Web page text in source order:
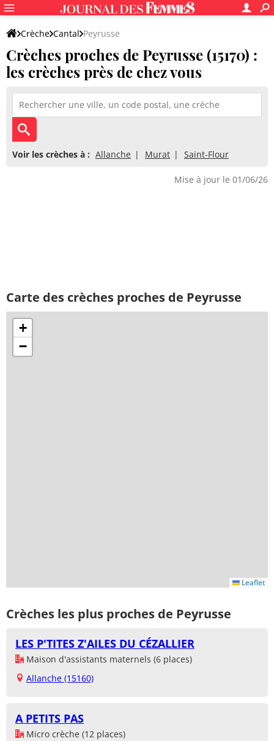
Crèche Cantal Peyrusse
Crèches proches de Peyrusse (15170) :
les crèches près de chez vous
Voir les crèches à : Allanche Murat Saint-Flour
Mise à jour le 01/06/26
Carte des crèches proches de Peyrusse
+
−
Leaflet
Crèches les plus proches de Peyrusse
LES P'TITES Z'AILES DU CÉZALLIER
Maison d'assistants maternels (6 places)
Allanche (15160)
A PETITS PAS
Micro crèche (12 places)